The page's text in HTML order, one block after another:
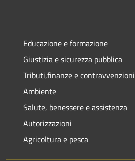
Educazione e formazione
Giustizia e sicurezza pubblica
Tributi,finanze e contravvenzioni
Ambiente
Salute, benessere e assistenza
Autorizzazioni
Agricoltura e pesca